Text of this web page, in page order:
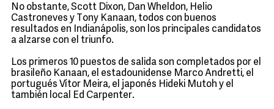
No obstante, Scott Dixon, Dan Wheldon, Helio
Castroneves y Tony Kanaan, todos con buenos
resultados en Indianápolis, son los principales candidatos
a alzarse con el triunfo.
Los primeros 10 puestos de salida son completados por el
brasileño Kanaan, el estadounidense Marco Andretti, el
portugués Vítor Meira, el japonés Hideki Mutoh y el
también local Ed Carpenter.